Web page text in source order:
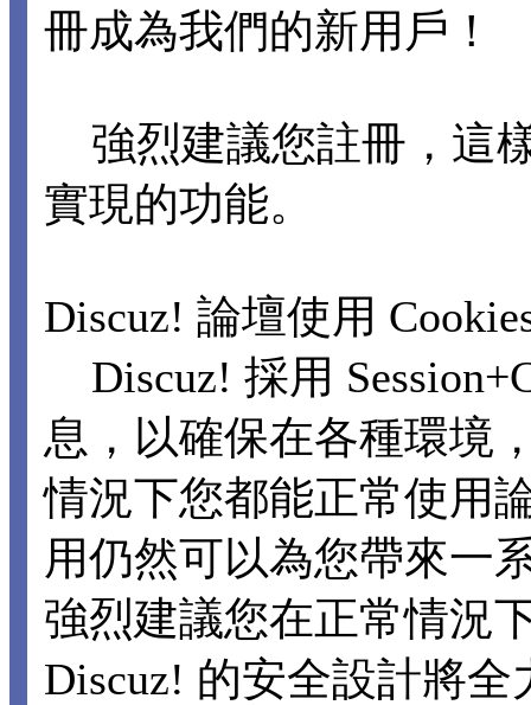
冊成為我們的新用戶！
強烈建議您註冊，這
實現的功能。
Discuz! 論壇使用
Discuz! 採用
息，以確保在各種環境
情況下您都能正常使用
用仍然可以為您帶來一
強烈建議您在正常情況
Discuz! 的安全設計將